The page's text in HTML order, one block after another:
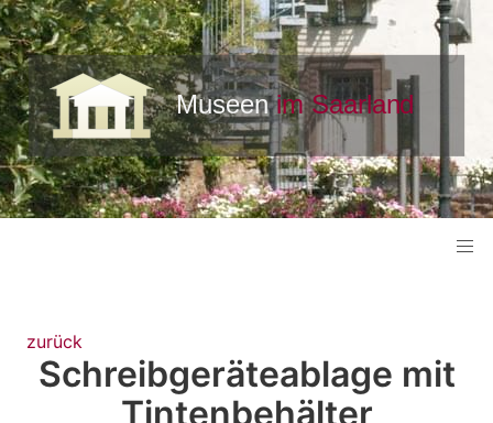
zurück
Schreibgeräteablage mit
Tintenbehälter